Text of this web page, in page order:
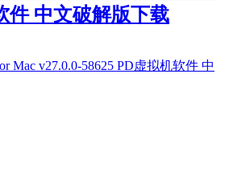
件 中文破解版下载